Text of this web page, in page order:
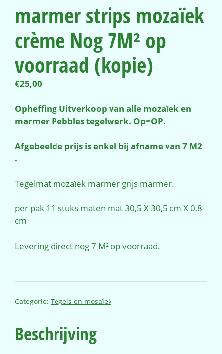
marmer strips mozaïek
crème Nog 7M² op
voorraad (kopie)
€25,00
Opheffing Uitverkoop van alle mozaïek en
marmer Pebbles tegelwerk. Op=OP.
Afgebeelde prijs is enkel bij afname van 7 M2
.
Tegelmat mozaïek marmer grijs marmer.
per pak 11 stuks maten mat 30,5 X 30,5 cm X 0,8
cm
Levering direct nog 7 M² op voorraad.
Categorie: Tegels en mosaïek
Beschrijving